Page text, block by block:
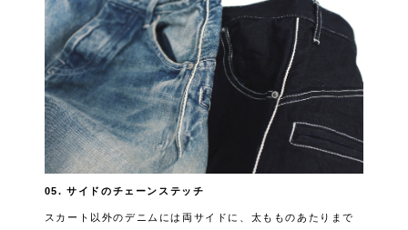
05. サイドのチェーンステッチ
スカート以外のデニムには両サイドに、太もものあたりまで